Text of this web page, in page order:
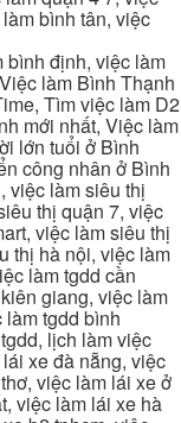
bình tân, việc
bình định, việc làm
làm Bình Thạnh
Tìm việc làm D2
mới nhất, Việc làm
lớn tuổi ở Bình
công nhân ở Bình
việc làm siêu thị
thị quận 7, việc
việc làm siêu thị
thị hà nội, việc làm
làm tgdd cần
giang, việc làm
tgdd bình
lịch làm việc
xe đà nẵng, việc
việc làm lái xe ở
việc làm lái xe hà